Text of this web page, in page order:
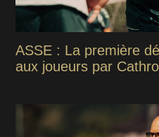
ASSE : La première
aux joueurs par Cathro